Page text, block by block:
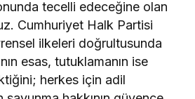
tecelli edeceğine olan
Cumhuriyet Halk Partisi
ilkeleri doğrultusunda
esas, tutuklamanın ise
herkes için adil